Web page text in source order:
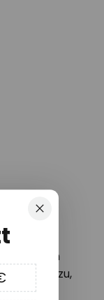
neusten
zu,
Schließen